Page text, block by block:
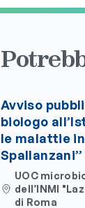
Avviso
biologo
le malattie
Spallanzani”
UOC
dell’INMI
di Roma